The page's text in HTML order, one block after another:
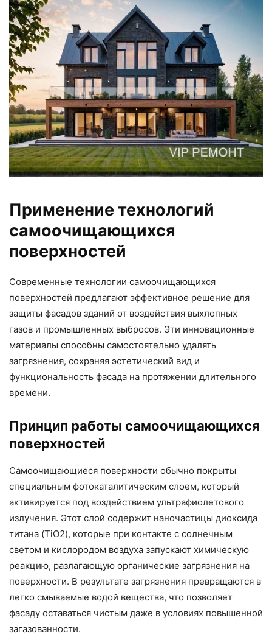
Применение технологий
самоочищающихся
поверхностей
Современные технологии самоочищающихся
поверхностей предлагают эффективное решение для
защиты фасадов зданий от воздействия выхлопных
газов и промышленных выбросов. Эти инновационные
материалы способны самостоятельно удалять
загрязнения, сохраняя эстетический вид и
функциональность фасада на протяжении длительного
времени.
Принцип работы самоочищающихся
поверхностей
Самоочищающиеся поверхности обычно покрыты
специальным фотокаталитическим слоем, который
активируется под воздействием ультрафиолетового
излучения. Этот слой содержит наночастицы диоксида
титана (TiO2), которые при контакте с солнечным
светом и кислородом воздуха запускают химическую
реакцию, разлагающую органические загрязнения на
поверхности. В результате загрязнения превращаются в
легко смываемые водой вещества, что позволяет
фасаду оставаться чистым даже в условиях повышенной
загазованности.